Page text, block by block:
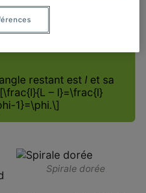
on obtient encore
restant est let sa
– l}=\frac{l}
1}=\phi.\]
Spirale dorée